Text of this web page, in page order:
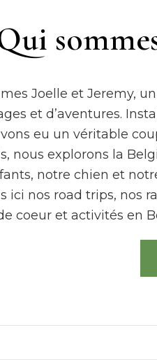
Joelle et Jeremy,
et d’aventures.
eu un véritable
nous explorons la
notre chien et
ici nos road trips, nos
coeur et activités en